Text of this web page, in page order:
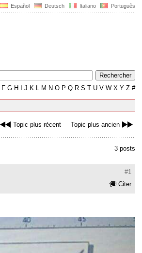
Español Deutsch Italiano Português
F G H J K L M N O P Q R S T U V W X Y Z #
Topic plus récent Topic plus ancien
3 posts
#1
Citer